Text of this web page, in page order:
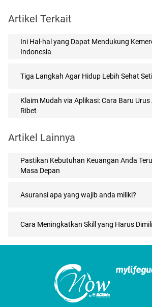
Artikel Terkait
Ini Hal-hal yang Dapat Mendukung
Indonesia
Tiga Langkah Agar Hidup Lebih Sehat
Klaim Mudah via Aplikasi: Cara Baru
Ribet
Artikel Lainnya
Pastikan Kebutuhan Keuangan Anda
Masa Depan
Asuransi apa yang wajib anda miliki?
Cara Meningkatkan Skill yang Harus